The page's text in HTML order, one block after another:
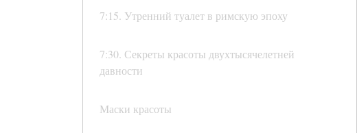
7:15. Утренний туалет в римскую эпоху
7:30. Секреты красоты двухтысячелетней
давности
Маски красоты